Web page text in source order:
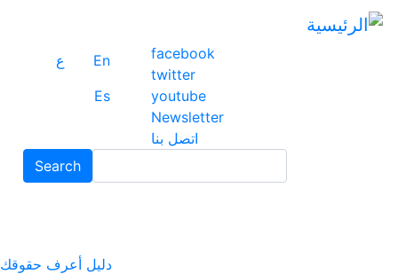
facebook
twitter
youtube
Newsletter
اتصل بنا
En
Es
Search
Search
دليل أعرف حقوقك